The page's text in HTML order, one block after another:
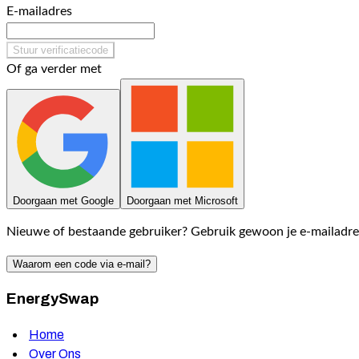
E-mailadres
Stuur verificatiecode
Of ga verder met
Doorgaan met Google Doorgaan met Microsoft
Nieuwe of bestaande gebruiker? Gebruik gewoon je e-
Waarom een code via e-mail?
EnergySwap
Home
Over Ons